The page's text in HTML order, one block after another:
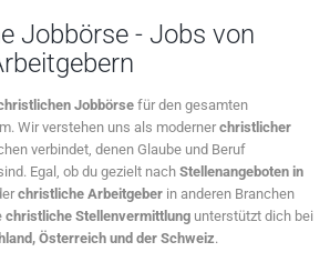
Jobbörse - Jobs von
Jobbörse für den gesamten
Wir verstehen uns als modernerchristlicher
verbindet, denen Glaube und Beruf
Egal, ob du gezielt nach Stellenangeboten in
christliche Arbeitgeber in anderen Branchen
christliche Stellenvermittlung unterstützt dich bei
Österreich und der Schweiz.